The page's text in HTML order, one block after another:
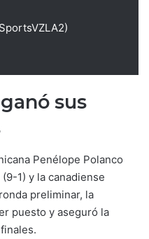
sus
Penélope Polanco
1) y la canadiense
preliminar, la
puesto y aseguró la